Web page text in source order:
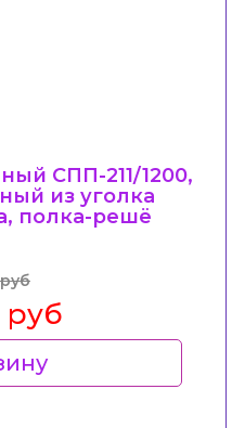
СПП-211/1200,
из уголка
полка-решё
руб